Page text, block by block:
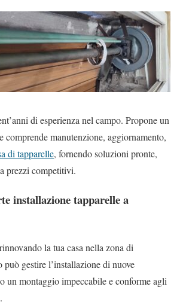
di esperienza nel campo. Propone un
comprende manutenzione, aggiornamento,
di tapparelle, fornendo soluzioni pronte,
prezzi competitivi.
installazione tapparelle a
la tua casa nella zona di
gestire l’installazione di nuove
un montaggio impeccabile e conforme agli